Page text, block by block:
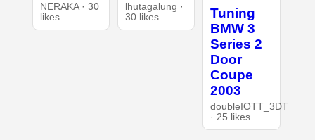
NERAKA · 30
likes
lhutagalung ·
30 likes
Tuning
BMW 3
Series 2
Door
Coupe
2003
doubleIOTT_3DT
· 25 likes